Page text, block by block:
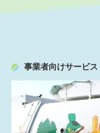
事業者向けサービス